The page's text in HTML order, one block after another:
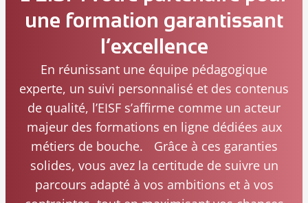
une formation garantissant
l’excellence
En réunissant une équipe pédagogique
experte, un suivi personnalisé et des contenus
de qualité, l’EISF s’affirme comme un acteur
majeur des formations en ligne dédiées aux
métiers de bouche. Grâce à ces garanties
solides, vous avez la certitude de suivre un
parcours adapté à vos ambitions et à vos